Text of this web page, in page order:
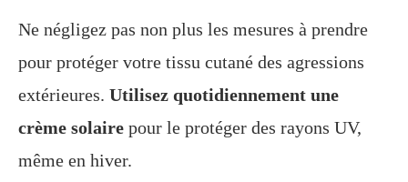
Ne négligez pas non plus les mesures à prendre
pour protéger votre tissu cutané des agressions
extérieures. Utilisez quotidiennement une
crème solaire pour le protéger des rayons UV,
même en hiver.